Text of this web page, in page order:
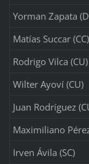
Yorman Zapata
Matías Succar (CC)
Rodrigo Vilca (CU)
Wilter Ayoví (CU)
Juan Rodríguez
Maximiliano
Irven Ávila (SC)